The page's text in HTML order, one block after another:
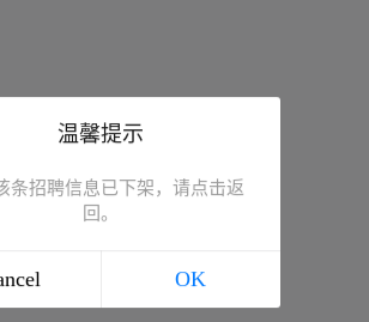
温馨提示
条招聘信息已下架，请点击返
回。
OK